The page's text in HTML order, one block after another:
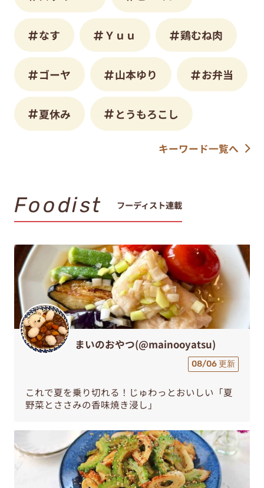
なす Ｙｕｕ 鶏むね肉
ゴーヤ 山本ゆり お弁当
夏休み とうもろこし
キーワード一覧へ
Foodist フーディスト連載
まいのおやつ(@mainooyatsu)
08/06 更新
これで夏を乗り切れる！じゅわっとおいしい「夏
野菜とささみの香味焼き浸し」